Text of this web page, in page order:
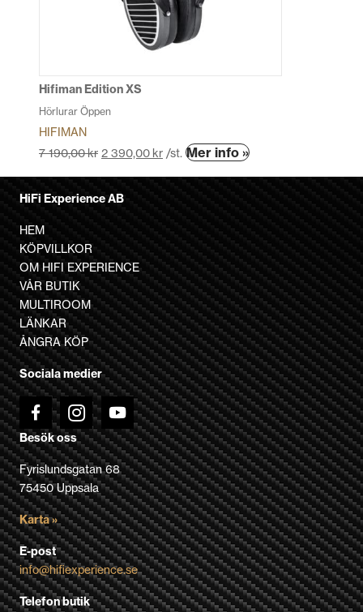
Hifiman Edition XS
Hörlurar Öppen
HIFIMAN
7 190,00kr 2 390,00 kr /st. Mer info »Den
varianter.
De
olika
alternativen
kan
väljas
på
produktsidan
HiFi Experience AB
HEM
KÖPVILLKOR
OM HIFI EXPERIENCE
VÅR BUTIK
MULTIROOM
LÄNKAR
ÅNGRA KÖP
Sociala medier
Besök oss
Fyrislundsgatan 68
75450 Uppsala
Karta »
E-post
info@hifiexperience.se
Telefon butik